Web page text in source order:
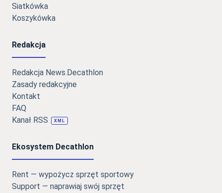
Siatkówka
Koszykówka
Redakcja
Redakcja News.Decathlon
Zasady redakcyjne
Kontakt
FAQ
Kanał RSS
XML
Ekosystem Decathlon
Rent — wypożycz sprzęt sportowy
Support — naprawiaj swój sprzęt